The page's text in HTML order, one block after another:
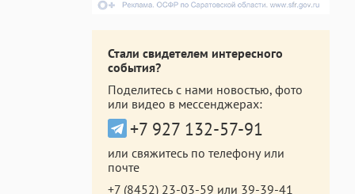
Стали свидетелем интересного
события?
Поделитесь с нами новостью, фото
или видео в мессенджерах:
+7 927 132-57-91
или свяжитесь по телефону или
почте
+7 (8452) 23-03-59 или 39-39-41